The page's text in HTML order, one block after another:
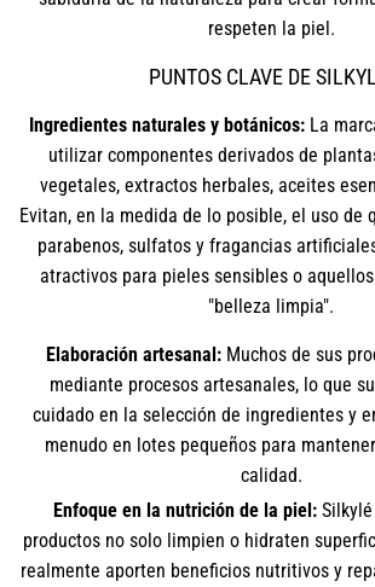
respeten la piel.
PUNTOS CLAVE DE
Ingredientes naturales y botánicos: La
utilizar componentes derivados de
vegetales, extractos herbales, aceites
Evitan, en la medida de lo posible, el uso de
parabenos, sulfatos y fragancias
atractivos para pieles sensibles o
"belleza limpia".
Elaboración artesanal: Muchos de sus
mediante procesos artesanales, lo que
cuidado en la selección de ingredientes y
menudo en lotes pequeños para
calidad.
Enfoque en la nutrición de la piel:
productos no solo limpien o hidraten
realmente aporten beneficios nutritivos y